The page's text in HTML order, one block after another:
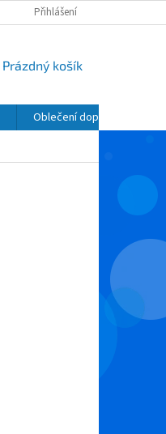
Přihlášení
NÁKUPNÍ
Prázdný košík
Oblečení dopňky